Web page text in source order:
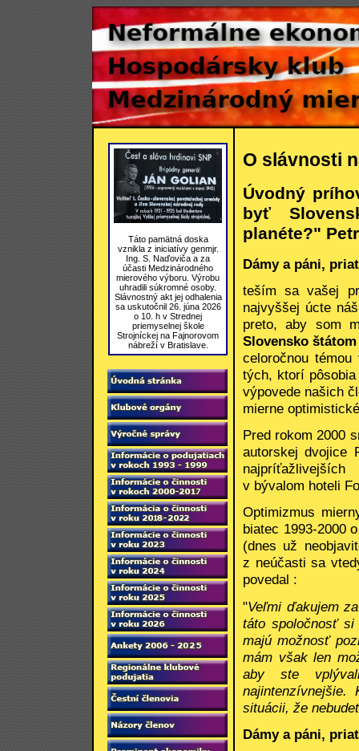
Táto pamätná doska
vznikla z iniciatívy genmjr.
Ing. S. Naďoviča a za
účasti Medzinárodného
mierového výboru. Výrobu
uhradili súkromné osoby.
Slávnostný akt jej odhalenia
sa uskutočnil 26. júna 2026
o 10. h v Strednej
priemyselnej škole
Strojníckej na Fajnorovom
nábreží v Bratislave.
O slávnosti
Úvodný
byť
planéte?"
Dámy a páni,
teším sa vašej
najvyššej úcte
preto, aby som
Slovensko
celoročnou
tých, ktorí
výpovede našich
mierne
Pred rokom 2000
autorskej dvojice
v bývalom hoteli
Optimizmus
biatec 1993-2000
(dnes už
z neúčasti sa
povedal :
"Veľmi ďakujem
táto spoločnosť
majú možnosť
mám však len
aby ste
situácii, že
Dámy a páni,